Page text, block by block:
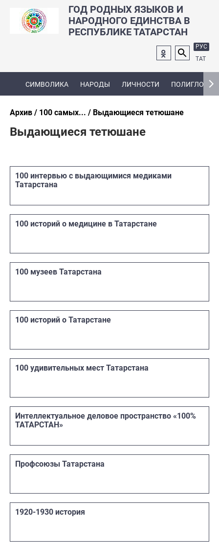
ГОД РОДНЫХ ЯЗЫКОВ И
НАРОДНОГО ЕДИНСТВА В
РЕСПУБЛИКЕ ТАТАРСТАН
РУС
ТАТ
СИМВОЛИКА НАРОДЫ ЛИЧНОСТИ ПОЛИГЛОТ
Архив 100 самых... Выдающиеся тетюшане
Выдающиеся тетюшане
100 интервью с выдающимися медиками
Татарстана
100 историй о медицине в Татарстане
100 музеев Татарстана
100 историй о Татарстане
100 удивительных мест Татарстана
Интеллектуальное деловое пространство «100%
ТАТАРСТАН»
Профсоюзы Татарстана
1920-1930 история